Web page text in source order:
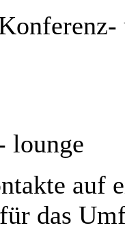
lounge
auf
das